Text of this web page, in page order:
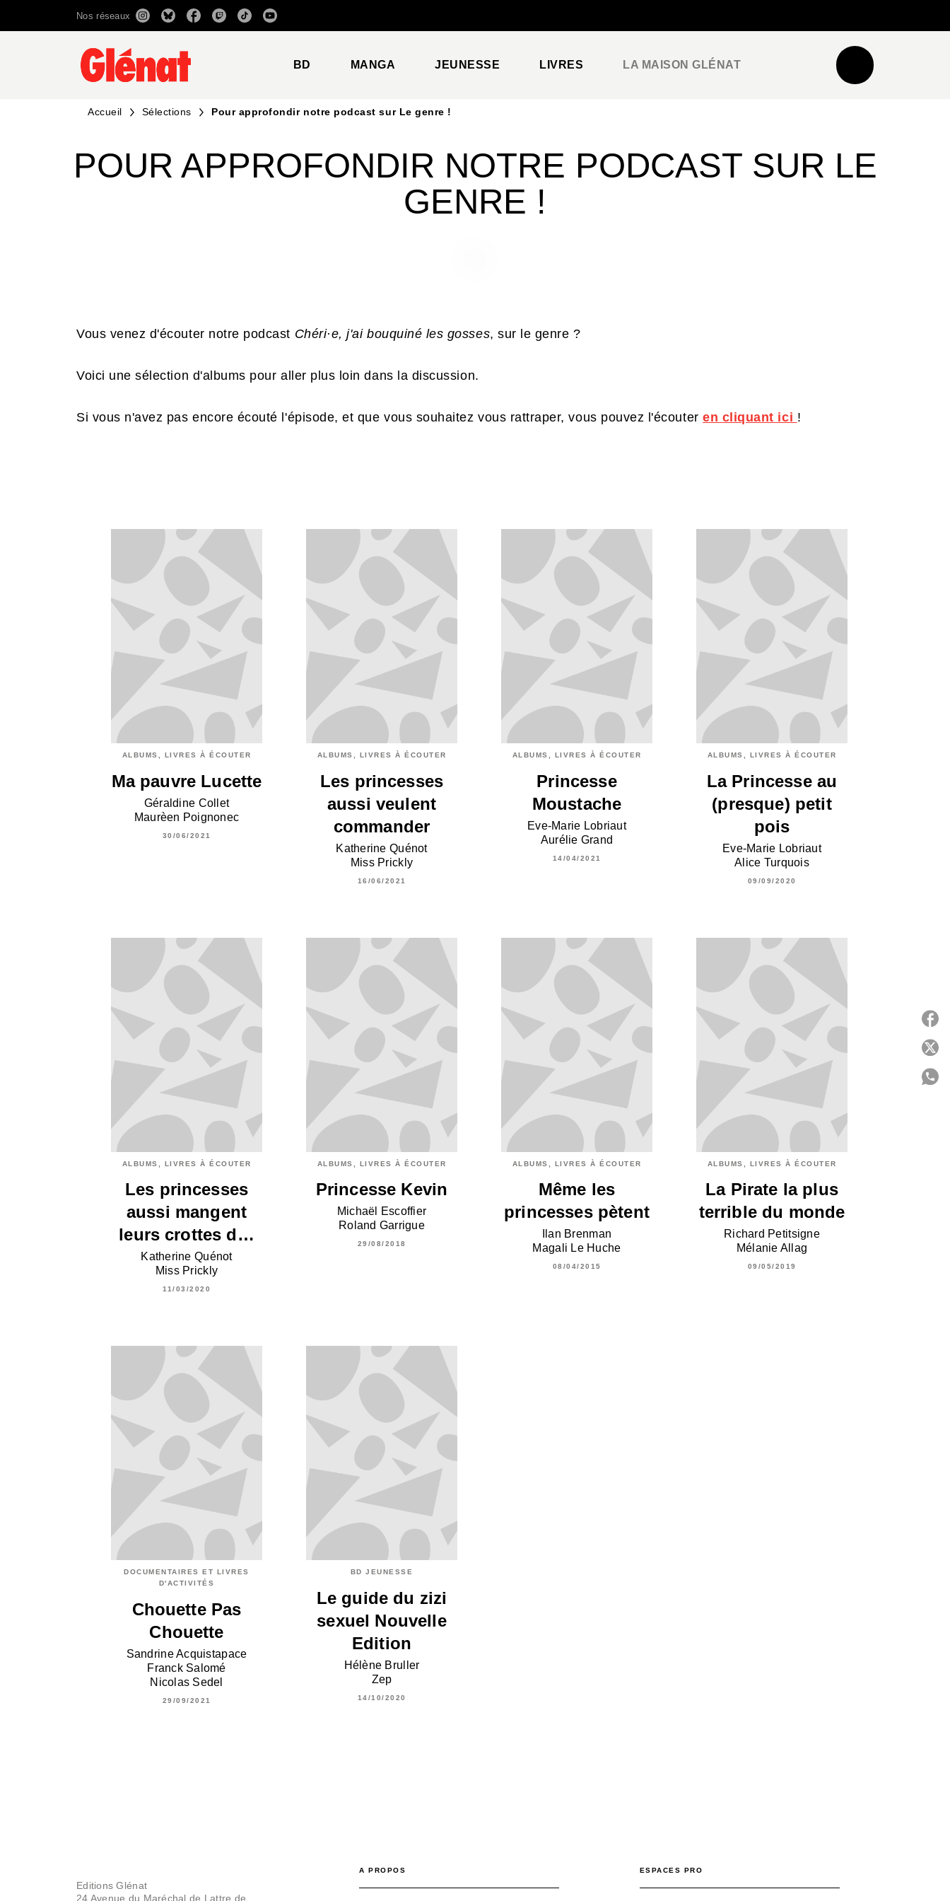
RECHERCHE CONTENU
Nos réseaux
BD MANGA JEUNESSE LIVRES LA MAISON GLÉNAT
Accueil Sélections Pour approfondir notre podcast sur Le genre !
POUR APPROFONDIR NOTRE PODCAST SUR LE
GENRE !
Vous venez d'écouter notre podcast Chéri·e, j'ai bouquiné les gosses, sur le genre ?
Voici une sélection d'albums pour aller plus loin dans la discussion.
Si vous n'avez pas encore écouté l'épisode, et que vous souhaitez vous rattraper, vous pouvez l'écouteren cliquant ici !
ALBUMS, LIVRES À ÉCOUTER
Ma pauvre Lucette
Géraldine Collet
Maurèen Poignonec
30/06/2021
ALBUMS, LIVRES À ÉCOUTER
Les princesses
aussi veulent
commander
Katherine Quénot
Miss Prickly
16/06/2021
ALBUMS, LIVRES À ÉCOUTER
Princesse
Moustache
Eve-Marie Lobriaut
Aurélie Grand
14/04/2021
ALBUMS, LIVRES À ÉCOUTER
La Princesse au
(presque) petit
pois
Eve-Marie Lobriaut
Alice Turquois
09/09/2020
ALBUMS, LIVRES À ÉCOUTER
Les princesses
aussi mangent
leurs crottes d…
Katherine Quénot
Miss Prickly
11/03/2020
ALBUMS, LIVRES À ÉCOUTER
Princesse Kevin
Michaël Escoffier
Roland Garrigue
29/08/2018
ALBUMS, LIVRES À ÉCOUTER
Même les
princesses pètent
Ilan Brenman
Magali Le Huche
08/04/2015
ALBUMS, LIVRES À ÉCOUTER
La Pirate la plus
terrible du monde
Richard Petitsigne
Mélanie Allag
09/05/2019
DOCUMENTAIRES ET LIVRES
D'ACTIVITÉS
Chouette Pas
Chouette
Sandrine Acquistapace
Franck Salomé
Nicolas Sedel
29/09/2021
BD JEUNESSE
Le guide du zizi
sexuel Nouvelle
Edition
Hélène Bruller
Zep
14/10/2020
Editions Glénat
24 Avenue du Maréchal de Lattre de
A PROPOS ESPACES PRO